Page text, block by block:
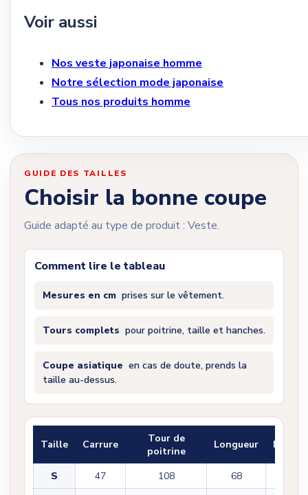
Voir aussi
Nos veste japonaise homme
Notre sélection mode japonaise
Tous nos produits homme
GUIDE DES TAILLES
Choisir la bonne coupe
Guide adapté au type de produit : Veste.
Comment lire le tableau
Mesures en cm prises sur le vêtement.
Tours complets pour poitrine, taille et hanches.
Coupe asiatique en cas de doute, prends la
taille au-dessus.
Taille Carrure
Tour de
poitrine
Longueur
S 47 108 68